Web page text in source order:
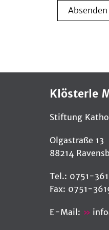
Absenden
Klösterle
Stiftung
Olgastraße 13
88214
Tel.: 0751-
Fax: 0751-
E-Mail: info